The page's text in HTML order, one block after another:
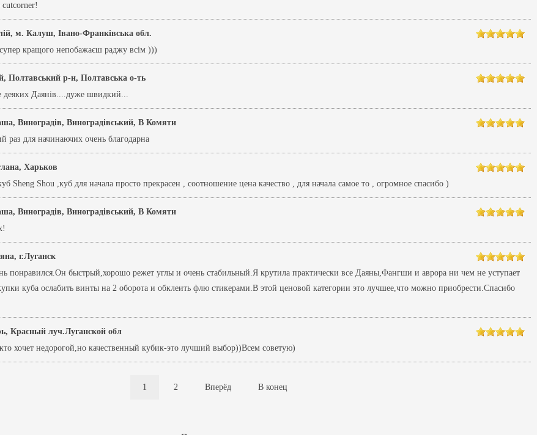
cutcorner!
м. Калуш, Івано-Франківська обл.
супер кращого непобажаєш раджу всім )))
Полтавський р-н, Полтавська о-ть
Даянів....дуже швидкий...
Виноградів, Виноградівський, В Комяти
раз для начинаючих очень благодарна
Харьков
Sheng Shou ,куб для начала просто прекрасен , соотношение цена качество , для начала самое то , огромное спасибо )
Виноградів, Виноградівський, В Комяти
г.Луганск
понравился.Он быстрый,хорошо режет углы и очень стабильный.Я крутила практически все Даяны,Фангши и аврора ни чем не уступает
куба ослабить винты на 2 оборота и обклеить флю стикерами.В этой ценовой категории это лучшее,что можно приобрести.Спасибо
Красный луч.Луганской обл
хочет недорогой,но качественный кубик-это лучший выбор))Всем советую)
1 2 Вперёд В конец